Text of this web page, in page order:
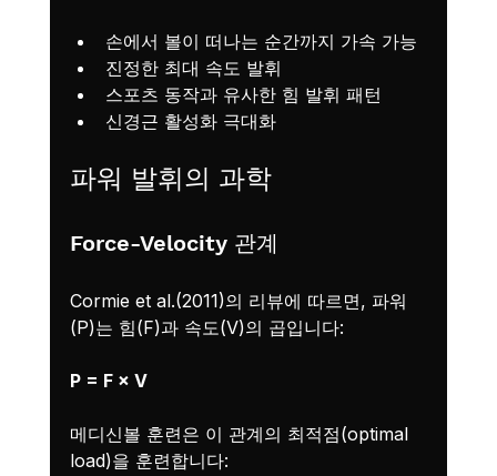
손에서 볼이 떠나는 순간까지 가속 가능
진정한 최대 속도 발휘
스포츠 동작과 유사한 힘 발휘 패턴
신경근 활성화 극대화
파워 발휘의 과학
Force-Velocity 관계
Cormie et al.(2011)의 리뷰에 따르면, 파워
(P)는 힘(F)과 속도(V)의 곱입니다:
P = F × V
메디신볼 훈련은 이 관계의 최적점(optimal
load)을 훈련합니다: